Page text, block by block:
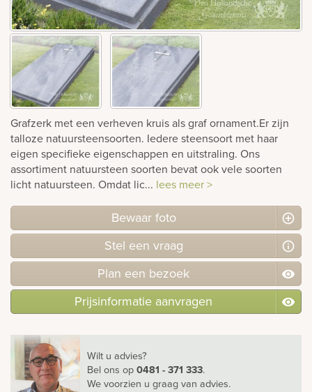
Grafzerk met een verheven kruis als graf ornament.Er zijn
talloze natuursteensoorten. Iedere steensoort met haar
eigen specifieke eigenschappen en uitstraling. Ons
assortiment natuursteen soorten bevat ook vele soorten
licht natuursteen. Omdat lic... lees meer >
Bewaar foto
Stel een vraag
Plan een bezoek
Prijsinformatie aanvragen
Wilt u advies?
Bel ons op0481 - 371 333.
We voorzien u graag van advies.